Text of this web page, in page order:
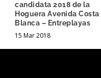
candidata 2018 de la
Hoguera Avenida Costa
Blanca – Entreplayas
15 Mar 2018